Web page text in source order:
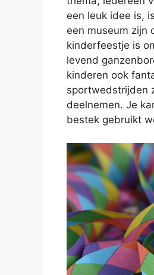
een leuk idee is,
een museum zijn
kinderfeestje is
levend
kinderen ook
sportwedstrijden
deelnemen. Je
bestek gebruikt